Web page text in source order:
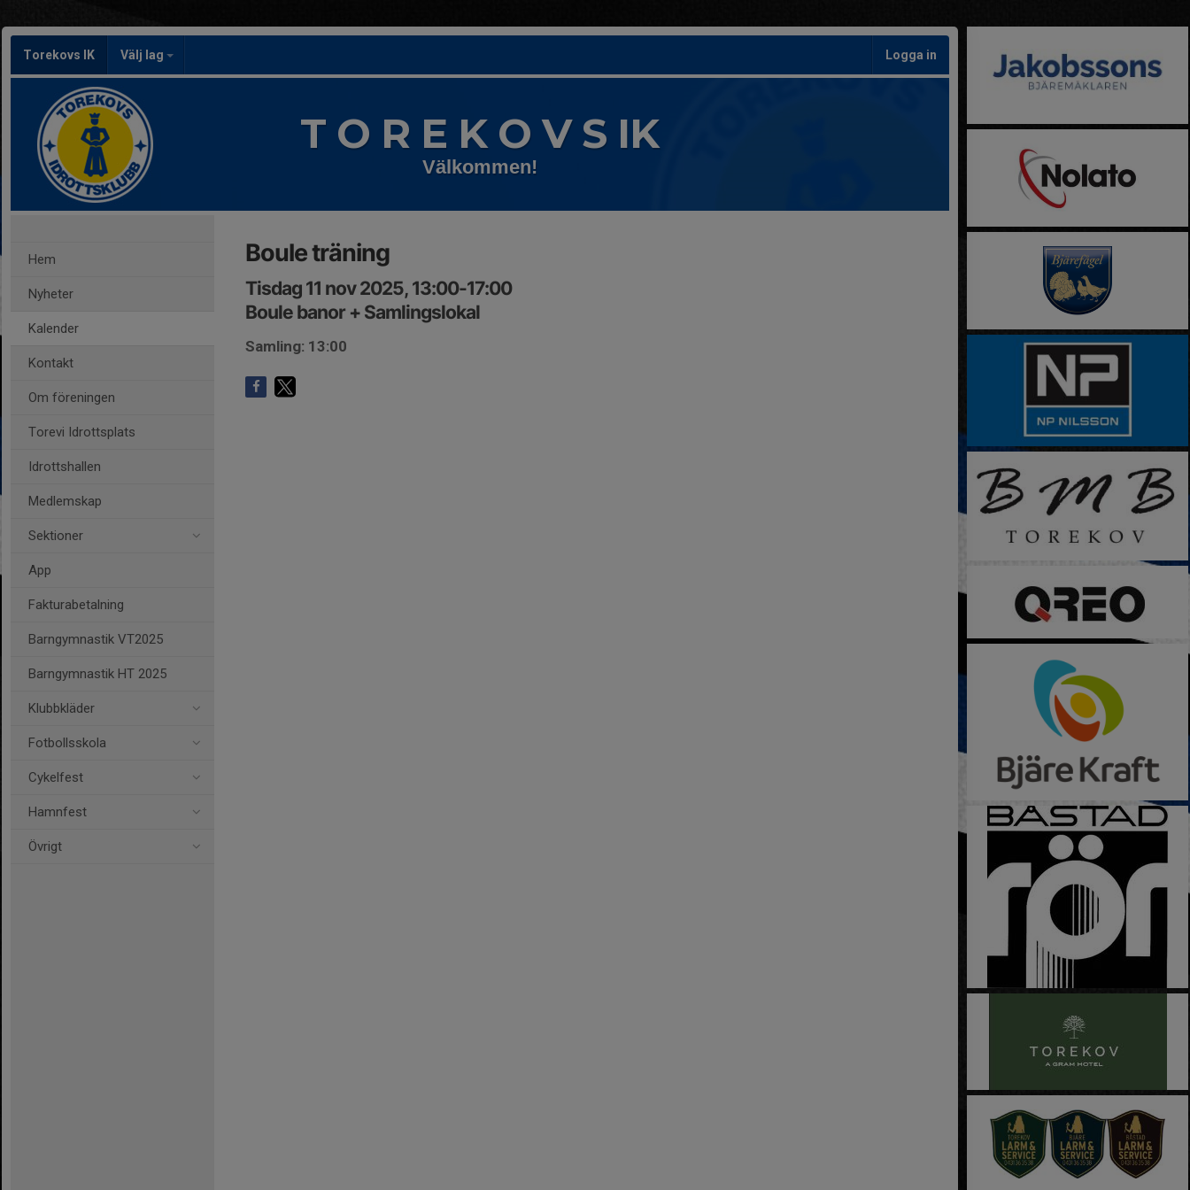
Torekovs IK Välj lag Logga in
T O R E K O V S IK
Välkommen!
Hem
Nyheter
Kalender
Kontakt
Om föreningen
Torevi Idrottsplats
Idrottshallen
Medlemskap
Sektioner
App
Fakturabetalning
Barngymnastik VT2025
Barngymnastik HT 2025
Klubbkläder
Fotbollsskola
Cykelfest
Hamnfest
Övrigt
Boule träning
Tisdag 11 nov 2025, 13:00-17:00
Boule banor + Samlingslokal
Samling: 13:00